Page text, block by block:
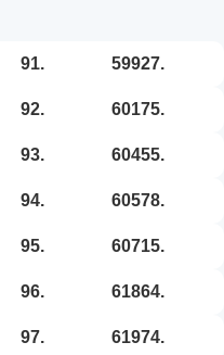
91. 59927.
92. 60175.
93. 60455.
94. 60578.
95. 60715.
96. 61864.
97. 61974.